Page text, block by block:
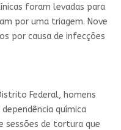
foram levadas para
por uma triagem. Nove
por causa de infecções
Federal, homens
química
sessões de tortura que